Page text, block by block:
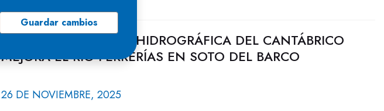
LA CONFEDERACIÓN HIDROGRÁFICA DEL CANTÁBRICO
MEJORA EL RÍO FERRERÍAS EN SOTO DEL BARCO
26 DE NOVIEMBRE, 2025
Guardar cambios